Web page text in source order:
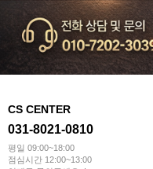
CS CENTER
031-8021-0810
평일 09:00~18:00
점심시간 12:00~13:00